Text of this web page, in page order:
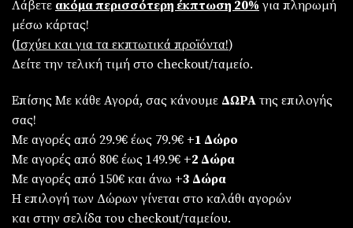
was:
€79,90.
τιμή
είναι:
€69,90.
Λάβετε ακόμα περισσότερη έκπτωση 20% για πληρωμή
μέσω κάρτας!
(Iσχύει και για τα εκπτωτικά προϊόντα!)
Δείτε την τελική τιμή στο checkout/ταμείο.
Επίσης Με κάθε Αγορά, σας κάνουμε ΔΩΡΑ της επιλογής
σας!
Με αγορές από 29.9€ έως 79.9€ +1 Δώρο
Με αγορές από 80€ έως 149.9€ +2 Δώρα
Με αγορές από 150€ και άνω +3 Δώρα
Η επιλογή των Δώρων γίνεται στο καλάθι αγορών
και στην σελίδα του checkout/ταμείου.